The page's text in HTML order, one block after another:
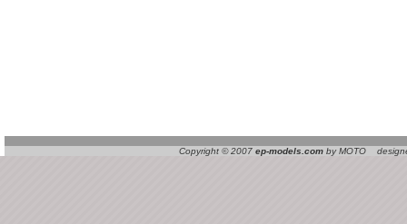
Copyright © 2007 ep-models.com by MOTO